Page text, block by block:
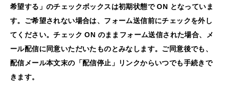
希望する」のチェックボックスは初期状態で ON となっていま
す。ご希望されない場合は、フォーム送信前にチェックを外し
てください。チェック ON のままフォーム送信された場合、メ
ール配信に同意いただいたものとみなします。ご同意後でも、
配信メール本文末の「配信停止」リンクからいつでも手続きで
きます。